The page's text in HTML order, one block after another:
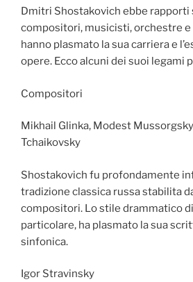
Dmitri Shostakovich ebbe rapporti
compositori, musicisti, orchestre e
hanno plasmato la sua carriera e
opere. Ecco alcuni dei suoi legami
Compositori
Mikhail Glinka, Modest
Tchaikovsky
Shostakovich fu profondamente
tradizione classica russa stabilita
compositori. Lo stile drammatico
particolare, ha plasmato la sua
sinfonica.
Igor Stravinsky